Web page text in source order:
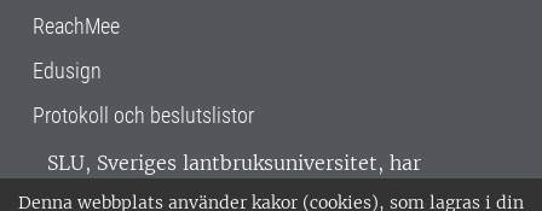
Denna webbplats använder kakor (cookies), som lagras i din
ReachMee
Edusign
Protokoll och beslutslistor
SLU, Sveriges lantbruksuniversitet, har
verksamhet över hela Sverige. Huvudorter är